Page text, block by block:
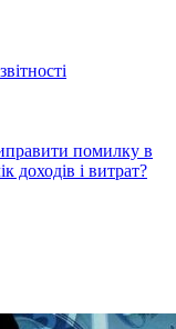
помилку в
доходів і витрат?